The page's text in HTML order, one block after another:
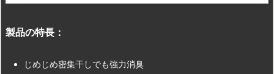
製品の特長：
じめじめ密集干しでも強力消臭